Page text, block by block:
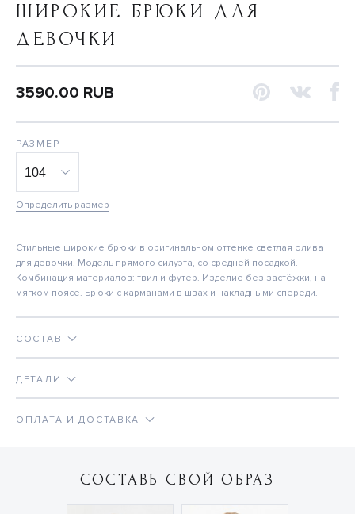
ШИРОКИЕ БРЮКИ ДЛЯ
ДЕВОЧКИ
3590.00 RUB
РАЗМЕР
Определить размер
Стильные широкие брюки в оригинальном оттенке светлая олива
для девочки. Модель прямого силуэта, со средней посадкой.
Комбинация материалов: твил и футер. Изделие без застёжки, на
мягком поясе. Брюки с карманами в швах и накладными спереди.
СОСТАВ
ДЕТАЛИ
ОПЛАТА И ДОСТАВКА
СОСТАВЬ СВОЙ ОБРАЗ